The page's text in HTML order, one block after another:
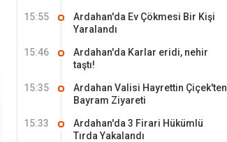
15:55
Ardahan'da Ev Çökmesi Bir Kişi
Yaralandı
15:46
Ardahan'da Karlar eridi, nehir
taştı!
15:35
Ardahan Valisi Hayrettin Çiçek'ten
Bayram Ziyareti
15:33
Ardahan'da 3 Firari Hükümlü
Tırda Yakalandı